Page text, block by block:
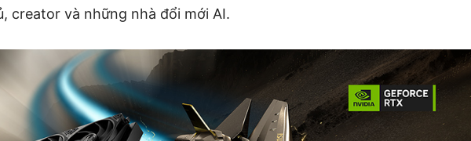
creator và những nhà đổi mới AI.